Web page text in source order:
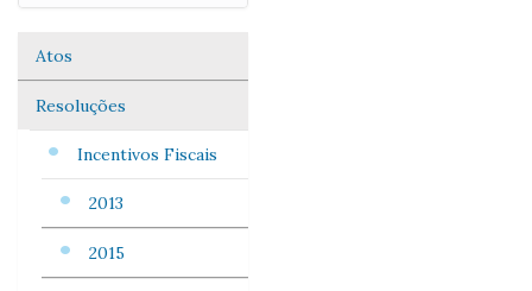
Navegação
Atos
Resoluções
Incentivos Fiscais
2013
2015